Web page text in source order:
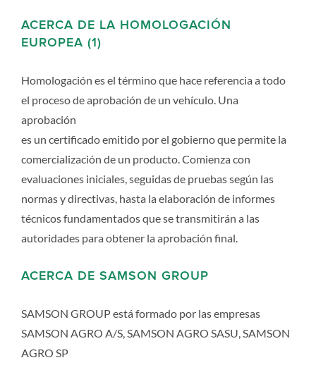
ACERCA DE LA HOMOLOGACIÓN
EUROPEA (1)
Homologación es el término que hace referencia a todo
el proceso de aprobación de un vehículo. Una
aprobación
es un certificado emitido por el gobierno que permite la
comercialización de un producto. Comienza con
evaluaciones iniciales, seguidas de pruebas según las
normas y directivas, hasta la elaboración de informes
técnicos fundamentados que se transmitirán a las
autoridades para obtener la aprobación final.
ACERCA DE SAMSON GROUP
SAMSON GROUP está formado por las empresas
SAMSON AGRO A/S, SAMSON AGRO SASU, SAMSON
AGRO SP